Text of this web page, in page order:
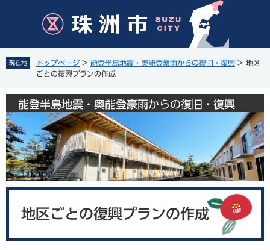
先
頭
す
を
飛
し
本
文
へ
現在地 トップページ > 能登半島地震・奥能登豪雨からの復旧・復興 > 地区
ごとの復興プランの作成
能登半島地震・奥能登豪雨からの復旧・復興
地区ごとの復興プランの作成